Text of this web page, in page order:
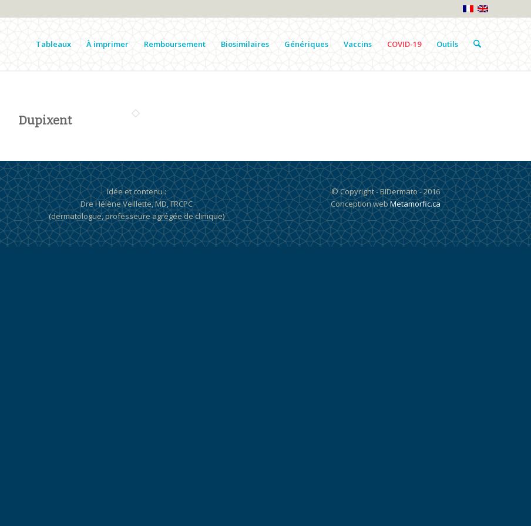
Tableaux À imprimer Remboursement Biosimilaires Génériques Vaccins COVID-19 Outils
Dupixent
Idée et contenu :
Dre Hélène Veillette, MD, FRCPC
(dermatologue, professeure agrégée de clinique)
© Copyright - BIDermato - 2016
Conception webMetamorfic.ca